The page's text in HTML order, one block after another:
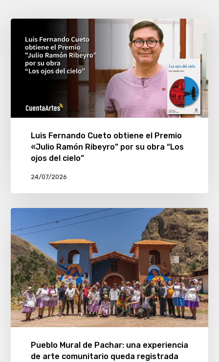
Luis Fernando Cueto obtiene el Premio
«Julio Ramón Ribeyro” por su obra “Los
ojos del cielo”
24/07/2026
Pueblo Mural de Pachar: una experiencia
de arte comunitario queda registrada